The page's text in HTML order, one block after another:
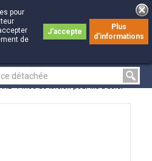
0
0
pour
de
J'accepte
Plus
d'informations
- Pince de torsion pour fils d'acier